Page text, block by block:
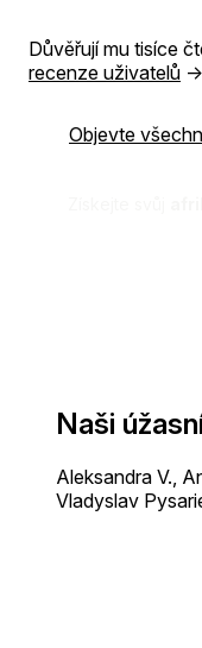
Důvěřují mu tisíce
recenze uživatelů →
Objevte
Naši
Aleksandra V.,
Vladyslav